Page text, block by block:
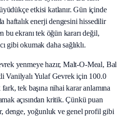
etkisi katlanır. Gün içinde
haftalık enerji dengesini hissedilir
ekranı tek öğün kararı değil,
gibi okumak daha sağlıklı.
yenmeye hazır, Malt-O-Meal, Bal
Vanilyalı Yulaf Gevrek için 100.0
tek başına nihai karar anlamına
açısından kritik. Çünkü puan
denge, yoğunluk ve genel profil gibi